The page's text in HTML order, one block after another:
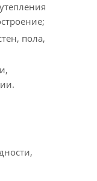
пола,